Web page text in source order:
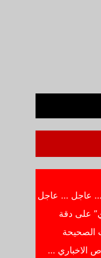
… عاجل … عاجل
على دقة
الصحيحة
الاخباري …